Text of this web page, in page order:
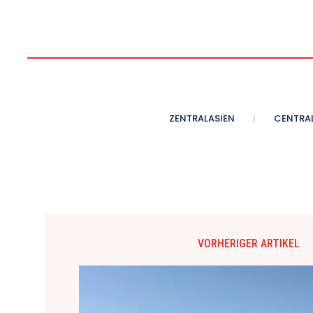
ZENTRALASIEN
VORHERIGER ARTIKEL